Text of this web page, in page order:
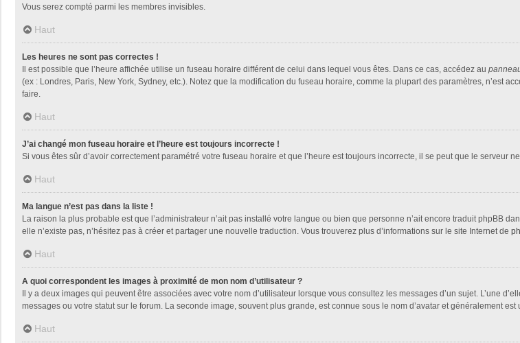
Vous serez compté parmi les membres invisibles.
Haut
Les heures ne sont pas correctes !
Il est possible que l’heure affichée utilise un fuseau horaire différent de celui dans lequel vous êtes. Dans ce cas, accédez au
(ex : Londres, Paris, New York, Sydney, etc.). Notez que la modification du fuseau horaire, comme la plupart des paramètres, n’est
faire.
Haut
J’ai changé mon fuseau horaire et l’heure est toujours incorrecte !
Si vous êtes sûr d’avoir correctement paramétré votre fuseau horaire et que l’heure est toujours incorrecte, il se peut que le serveur
Haut
Ma langue n’est pas dans la liste !
La raison la plus probable est que l’administrateur n’ait pas installé votre langue ou bien que personne n’ait encore traduit phpBB
elle n’existe pas, n’hésitez pas à créer et partager une nouvelle traduction. Vous trouverez plus d’informations sur le site Internet de
Haut
A quoi correspondent les images à proximité de mon nom d’utilisateur ?
Il y a deux images qui peuvent être associées avec votre nom d’utilisateur lorsque vous consultez les messages d’un sujet. L’une
messages ou votre statut sur le forum. La seconde image, souvent plus grande, est connue sous le nom d’avatar et généralement
Haut